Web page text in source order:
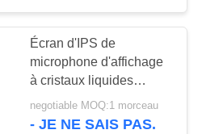
pour
28
Écran d'IPS de
microphone d'affichage
à cristaux liquides
d'Incell de Signage
démontable du contact
negotiable MOQ:1 morceau
- JE NE SAIS PAS.